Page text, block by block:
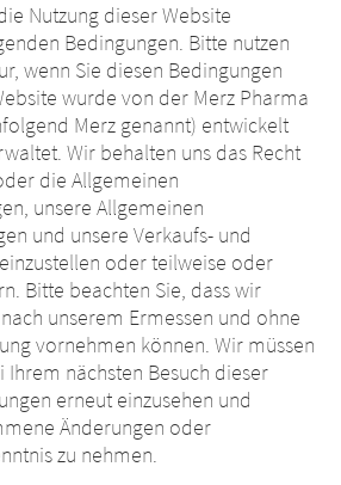
Nutzung dieser Website
Bedingungen. Bitte nutzen
wenn Sie diesen Bedingungen
wurde von der Merz Pharma
Merz genannt) entwickelt
Wir behalten uns das Recht
die Allgemeinen
unsere Allgemeinen
und unsere Verkaufs- und
oder teilweise oder
Bitte beachten Sie, dass wir
unserem Ermessen und ohne
vornehmen können. Wir müssen
nächsten Besuch dieser
erneut einzusehen und
Änderungen oder
zu nehmen.